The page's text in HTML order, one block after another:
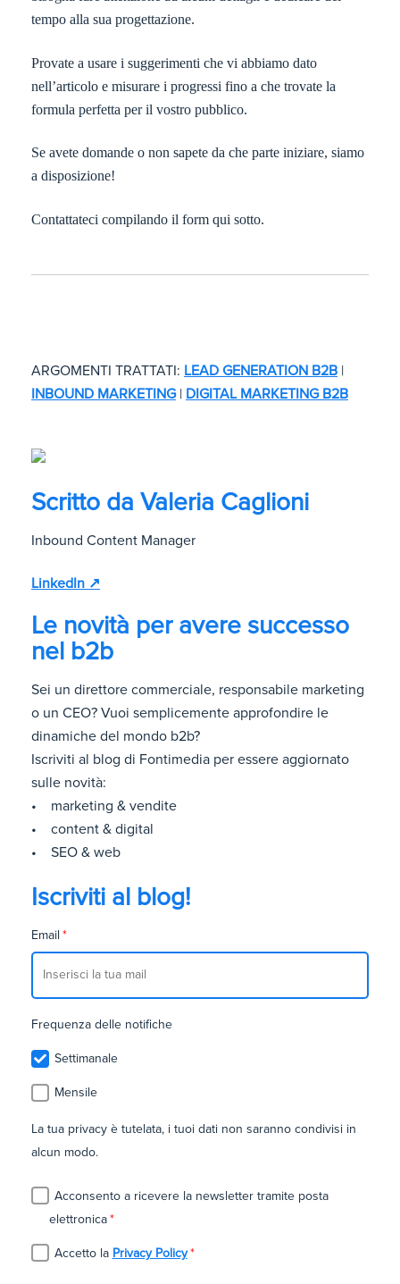
tempo alla sua progettazione.
Provate a usare i suggerimenti che vi abbiamo dato
nell’articolo e misurare i progressi fino a che trovate la
formula perfetta per il vostro pubblico.
Se avete domande o non sapete da che parte iniziare, siamo
a disposizione!
Contattateci compilando il form qui sotto.
ARGOMENTI TRATTATI: LEAD GENERATION B2B |
INBOUND MARKETING | DIGITAL MARKETING B2B
Scritto da Valeria Caglioni
Inbound Content Manager
LinkedIn ↗
Le novità per avere successo
nel b2b
Sei un direttore commerciale, responsabile marketing
o un CEO? Vuoi semplicemente approfondire le
dinamiche del mondo b2b?
Iscriviti al blog di Fontimedia per essere aggiornato
sulle novità:
• marketing & vendite
• content & digital
• SEO & web
Iscriviti al blog!
Email *
Frequenza delle notifiche
Settimanale
Mensile
La tua privacy è tutelata, i tuoi dati non saranno condivisi in
alcun modo.
Acconsento a ricevere la newsletter tramite posta
elettronica*
Accetto la Privacy Policy *